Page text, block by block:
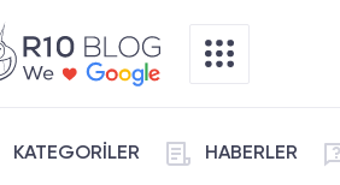
KATEGORİLER HABERLER